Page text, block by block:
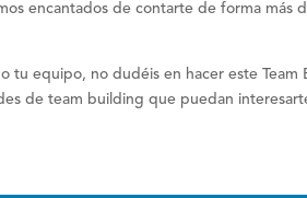
encantados de contarte de forma más
tu equipo, no dudéis en hacer este Team
de team building que puedan